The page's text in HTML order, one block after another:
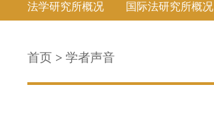
法学研究所概况 国际法研究所概况
首页 > 学者声音